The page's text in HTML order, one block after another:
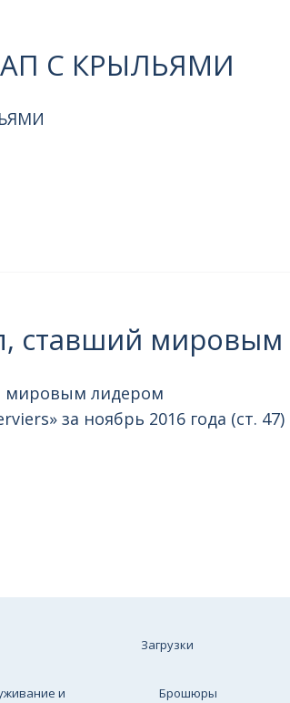
С КРЫЛЬЯМИ
ставший
мировым лидером
за ноябрь 2016 года (ст. 47)
и
Загрузки
Брошюры